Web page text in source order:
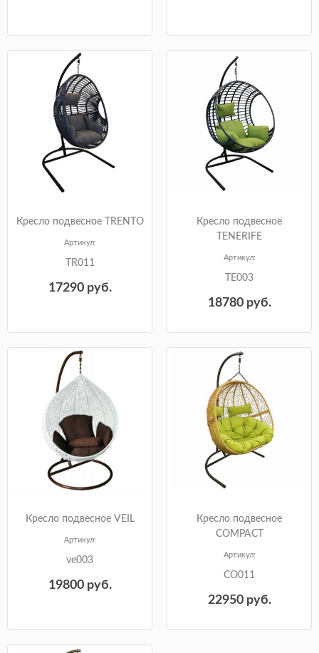
Кресло подвесное TRENTO
Артикул:
TR011
17290руб.
Кресло подвесное
TENERIFE
Артикул:
TE003
18780руб.
Кресло подвесное VEIL
Артикул:
ve003
19800руб.
Кресло подвесное
COMPACT
Артикул:
CO011
22950руб.